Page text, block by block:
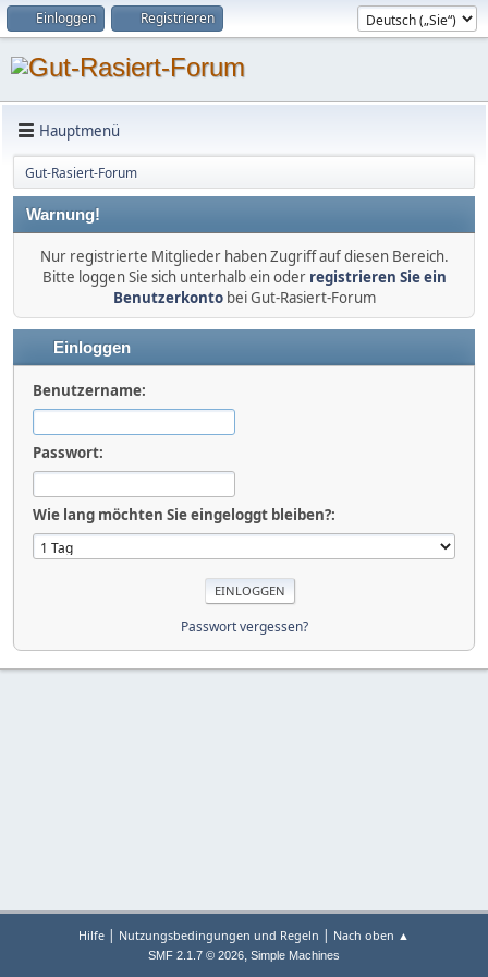
Einloggen Registrieren
Hauptmenü
Gut-Rasiert-Forum
Warnung!
Nur registrierte Mitglieder haben Zugriff auf diesen Bereich.
Bitte loggen Sie sich unterhalb ein oder registrieren Sie ein
Benutzerkontobei Gut-Rasiert-Forum
Einloggen
Benutzername:
Passwort:
Wie lang möchten Sie eingeloggt bleiben?:
Passwort vergessen?
Hilfe | Nutzungsbedingungen und Regeln | Nach oben ▲
SMF 2.1.7 © 2026, Simple Machines